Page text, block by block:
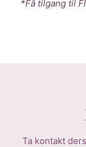
*Få tilgang til
Ta kontakt